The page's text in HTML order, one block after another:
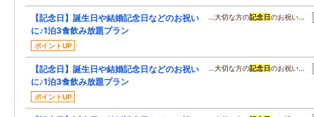
【記念日】誕生日や結婚記念日などのお祝い
に♪1泊3食飲み放題プラン
ポイントUP
…大切な方の記念日のお祝い…
【記念日】誕生日や結婚記念日などのお祝い
に♪1泊3食飲み放題プラン
ポイントUP
…大切な方の記念日のお祝い…